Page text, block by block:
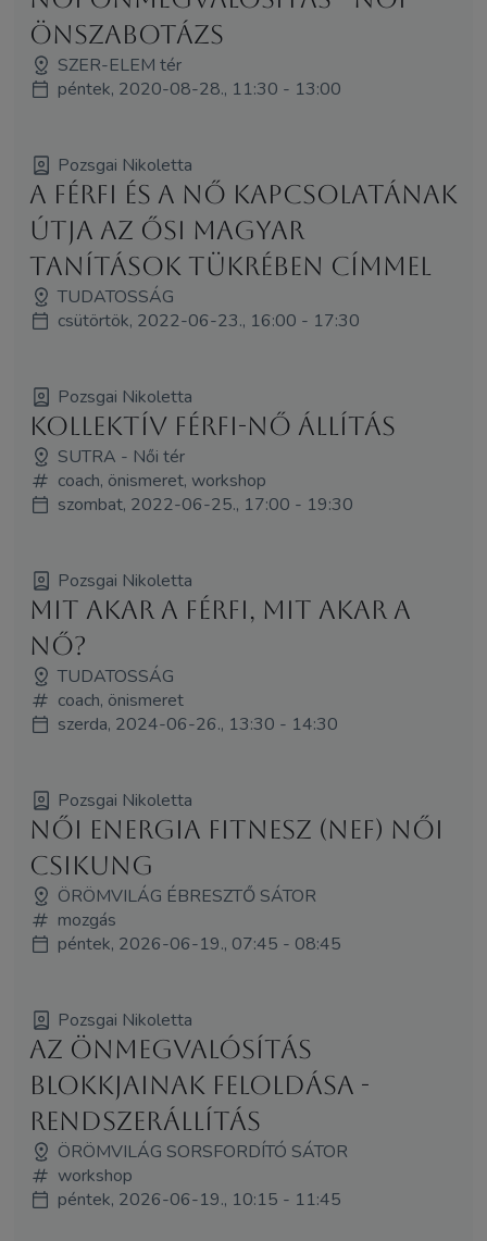
önszabotázs
SZER-ELEM tér
péntek, 2020-08-28., 11:30 - 13:00
Pozsgai Nikoletta
A Férfi és a Nő kapcsolatának
útja az ősi magyar
tanítások tükrében címmel
TUDATOSSÁG
csütörtök, 2022-06-23., 16:00 - 17:30
Pozsgai Nikoletta
Kollektív Férfi-Nő Állítás
SUTRA - Női tér
coach, önismeret, workshop
szombat, 2022-06-25., 17:00 - 19:30
Pozsgai Nikoletta
Mit akar a férfi, mit akar a
nő?
TUDATOSSÁG
coach, önismeret
szerda, 2024-06-26., 13:30 - 14:30
Pozsgai Nikoletta
Női Energia Fitnesz (NEF) Női
Csikung
ÖRÖMVILÁG ÉBRESZTŐ SÁTOR
mozgás
péntek, 2026-06-19., 07:45 - 08:45
Pozsgai Nikoletta
Az Önmegvalósítás
Blokkjainak Feloldása -
rendszerállítás
ÖRÖMVILÁG SORSFORDÍTÓ SÁTOR
workshop
péntek, 2026-06-19., 10:15 - 11:45